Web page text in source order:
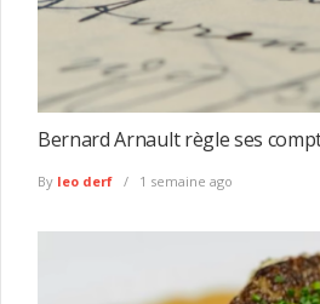
Bernard Arnault règle ses
By leo derf 1 semaine ago